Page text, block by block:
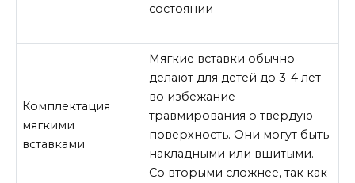
состоянии
Комплектация
мягкими
вставками
Мягкие вставки обычно
делают для детей до 3-4 лет
во избежание
травмирования о твердую
поверхность. Они могут быть
накладными или вшитыми.
Со вторыми сложнее, так как